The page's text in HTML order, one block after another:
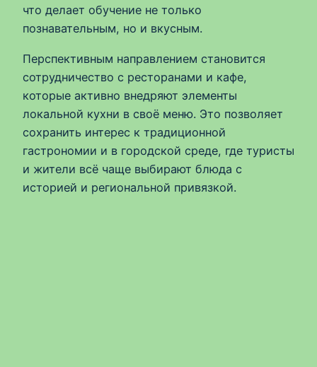
что делает обучение не только
познавательным, но и вкусным.
Перспективным направлением становится
сотрудничество с ресторанами и кафе,
которые активно внедряют элементы
локальной кухни в своё меню. Это позволяет
сохранить интерес к традиционной
гастрономии и в городской среде, где туристы
и жители всё чаще выбирают блюда с
историей и региональной привязкой.